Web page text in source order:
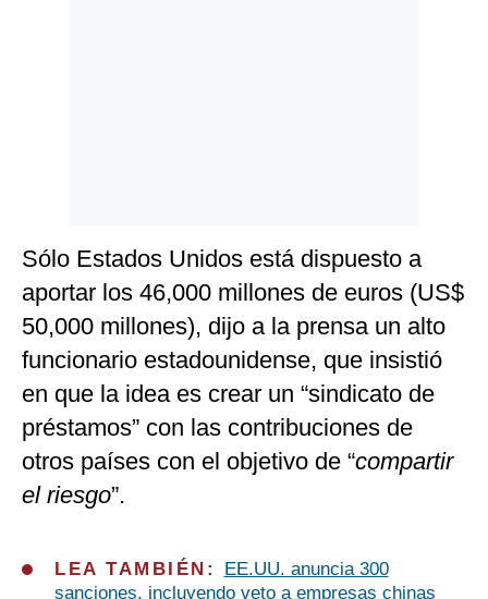
Sólo Estados Unidos está dispuesto a
aportar los 46,000 millones de euros (US$
50,000 millones), dijo a la prensa un alto
funcionario estadounidense, que insistió
en que la idea es crear un “sindicato de
préstamos” con las contribuciones de
otros países con el objetivo de “compartir
el riesgo”.
LEA TAMBIÉN:
EE.UU. anuncia 300
sanciones, incluyendo veto a empresas chinas